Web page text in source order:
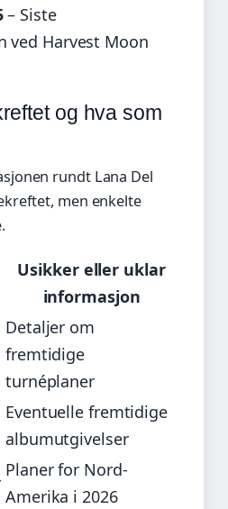
– Siste
ved Harvest Moon
og hva som
rundt Lana Del
men enkelte
Usikker eller uklar
informasjon
Detaljer om
fremtidige
turnéplaner
Eventuelle fremtidige
albumutgivelser
Planer for Nord-
Amerika i 2026